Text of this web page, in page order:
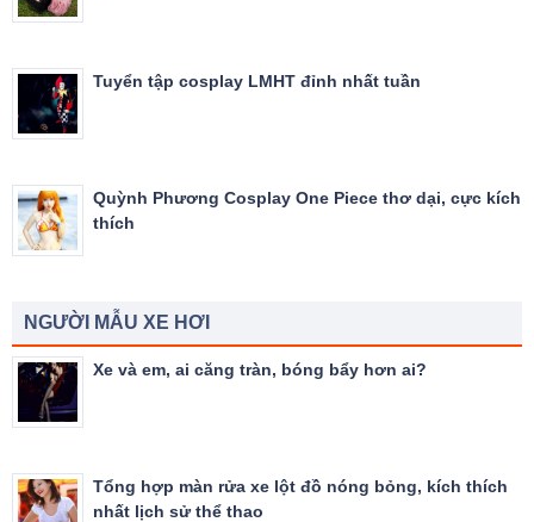
Tuyển tập cosplay LMHT đỉnh nhất tuần
Quỳnh Phương Cosplay One Piece thơ dại, cực kích
thích
NGƯỜI MẪU XE HƠI
Xe và em, ai căng tràn, bóng bẩy hơn ai?
Tổng hợp màn rửa xe lột đồ nóng bỏng, kích thích
nhất lịch sử thể thao